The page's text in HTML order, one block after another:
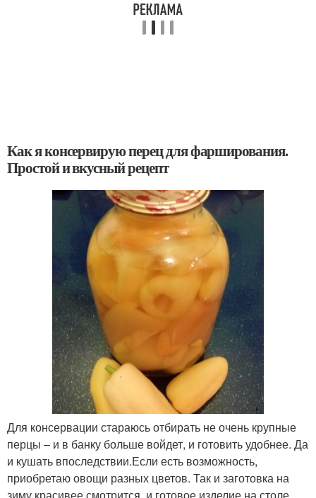
Как я консервирую перец для фарширования.
Простой и вкусный рецепт
Для консервации стараюсь отбирать не очень крупные
перцы – и в банку больше войдет, и готовить удобнее. Да
и кушать впоследствии.Если есть возможность,
приобретаю овощи разных цветов. Так и заготовка на